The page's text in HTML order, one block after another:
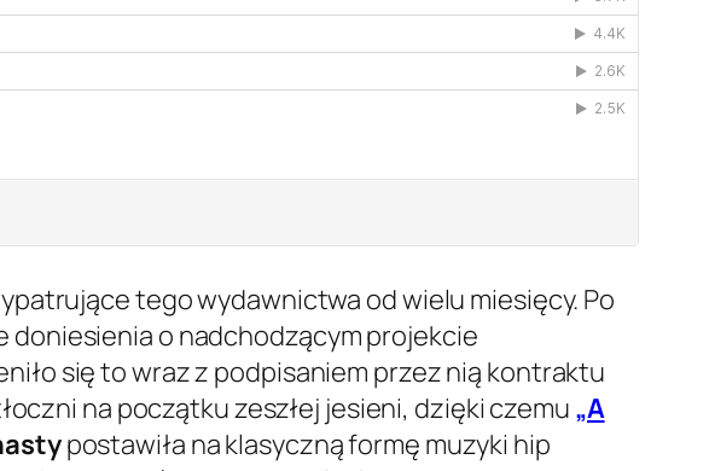
tego wydawnictwa od wielu miesięcy. Po
doniesienia o nadchodzącym projekcie
się to wraz z podpisaniem przez nią kontraktu
na początku zeszłej jesieni, dzięki czemu„A
postawiła na klasyczną formę muzyki hip